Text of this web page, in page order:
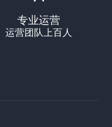
专业运营
运营团队上百人